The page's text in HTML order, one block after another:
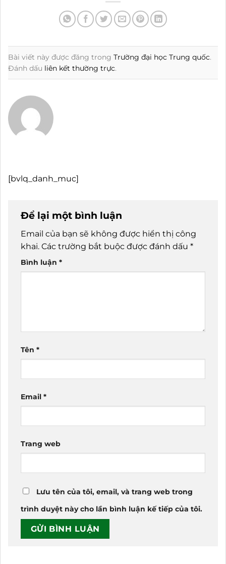
Bài viết này được đăng trong Trường đại học Trung quốc.
Đánh dấu liên kết thường trực.
[bvlq_danh_muc]
Để lại một bình luận
Email của bạn sẽ không được hiển thị công
khai. Các trường bắt buộc được đánh dấu *
Bình luận *
Tên *
Email *
Trang web
Lưu tên của tôi, email, và trang web trong
trình duyệt này cho lần bình luận kế tiếp của tôi.